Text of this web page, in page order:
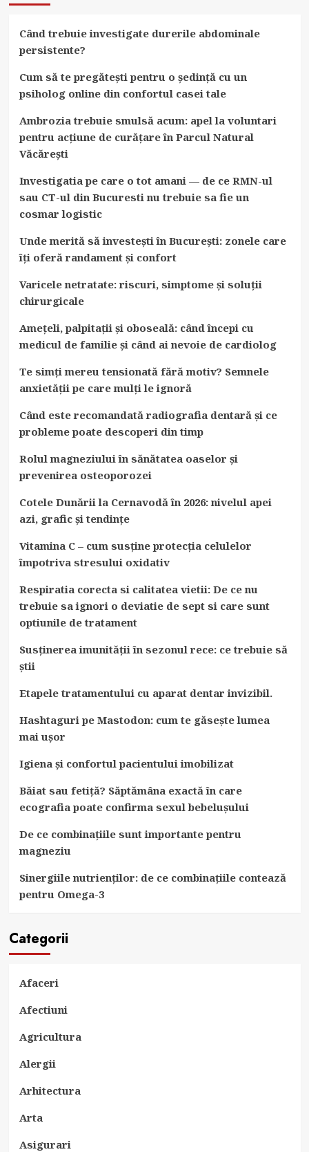
Când trebuie investigate durerile abdominale
persistente?
Cum să te pregătești pentru o ședință cu un
psiholog online din confortul casei tale
Ambrozia trebuie smulsă acum: apel la voluntari
pentru acțiune de curățare în Parcul Natural
Văcărești
Investigatia pe care o tot amani — de ce RMN-ul
sau CT-ul din Bucuresti nu trebuie sa fie un
cosmar logistic
Unde merită să investești în București: zonele care
îți oferă randament și confort
Varicele netratate: riscuri, simptome și soluții
chirurgicale
Amețeli, palpitații și oboseală: când începi cu
medicul de familie și când ai nevoie de cardiolog
Te simți mereu tensionată fără motiv? Semnele
anxietății pe care mulți le ignoră
Când este recomandată radiografia dentară și ce
probleme poate descoperi din timp
Rolul magneziului în sănătatea oaselor și
prevenirea osteoporozei
Cotele Dunării la Cernavodă în 2026: nivelul apei
azi, grafic și tendințe
Vitamina C – cum susține protecția celulelor
împotriva stresului oxidativ
Respiratia corecta si calitatea vietii: De ce nu
trebuie sa ignori o deviatie de sept si care sunt
optiunile de tratament
Susținerea imunității în sezonul rece: ce trebuie să
știi
Etapele tratamentului cu aparat dentar invizibil.
Hashtaguri pe Mastodon: cum te găsește lumea
mai ușor
Igiena și confortul pacientului imobilizat
Băiat sau fetiță? Săptămâna exactă în care
ecografia poate confirma sexul bebelușului
De ce combinațiile sunt importante pentru
magneziu
Sinergiile nutrienților: de ce combinațiile contează
pentru Omega-3
Categorii
Afaceri
Afectiuni
Agricultura
Alergii
Arhitectura
Arta
Asigurari